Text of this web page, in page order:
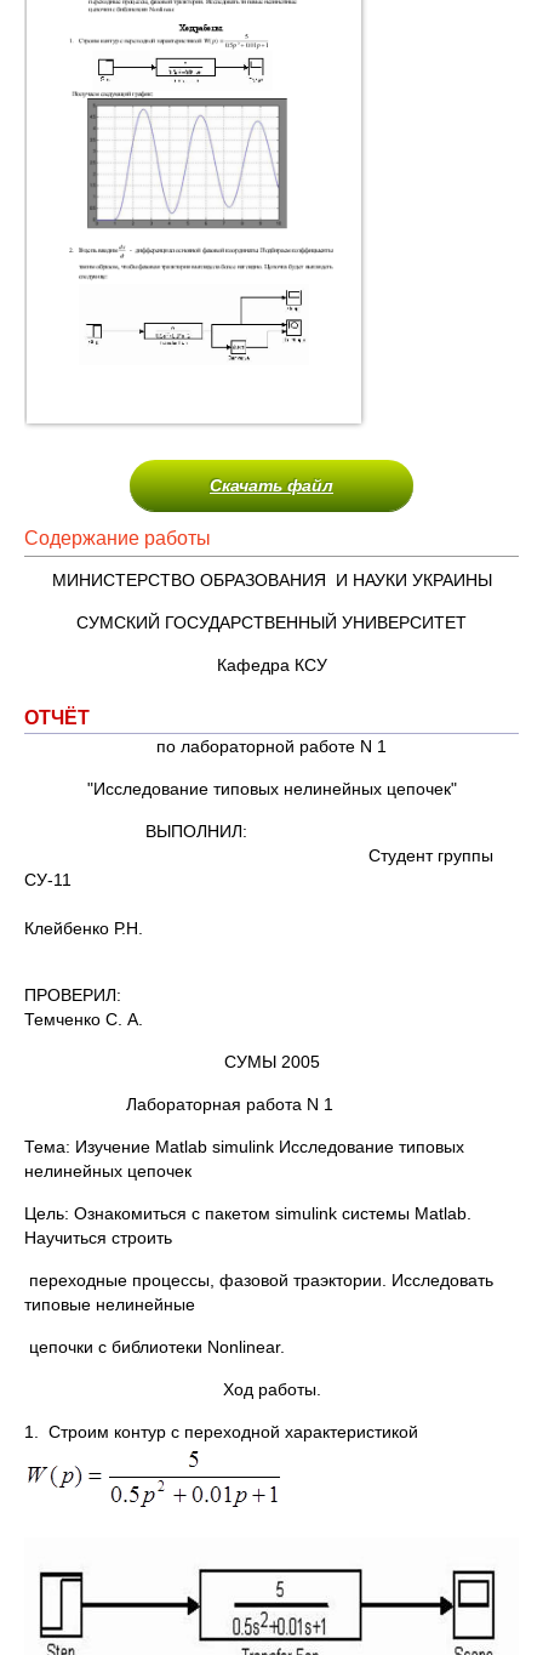
Скачать файл
Содержание работы
МИНИСТЕРСТВО ОБРАЗОВАНИЯ И НАУКИ УКРАИНЫ
СУМСКИЙ ГОСУДАРСТВЕННЫЙ УНИВЕРСИТЕТ
Кафедра КСУ
ОТЧЁТ
по лабораторной работе N 1
"Исследование типовых нелинейных цепочек"
ВЫПОЛНИЛ:
Студент группы
СУ-11
Клейбенко Р.Н.
ПРОВЕРИЛ:
Темченко С. А.
СУМЫ 2005
Лабораторная работа N 1
Тема: Изучение Matlab simulink Исследование типовых
нелинейных цепочек
Цель: Ознакомиться с пакетом simulink системы Matlab.
Научиться строить
переходные процессы, фазовой траэктории. Исследовать
типовые нелинейные
цепочки с библиотеки Nonlinear.
Ход работы.
1. Строим контур с переходной характеристикой